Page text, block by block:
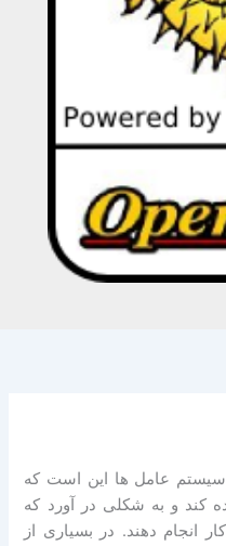
سیستم عامل ها این است که
کند و به شکلی در آورد که
انجام دهند. در بسیاری از